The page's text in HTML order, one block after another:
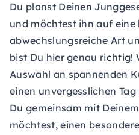
Du planst Deinen
und möchtest ihn auf eine
abwechslungsreiche Art
bist Du hier genau richtig!
Auswahl an spannenden
einen unvergesslichen
Du gemeinsam mit
möchtest, einen